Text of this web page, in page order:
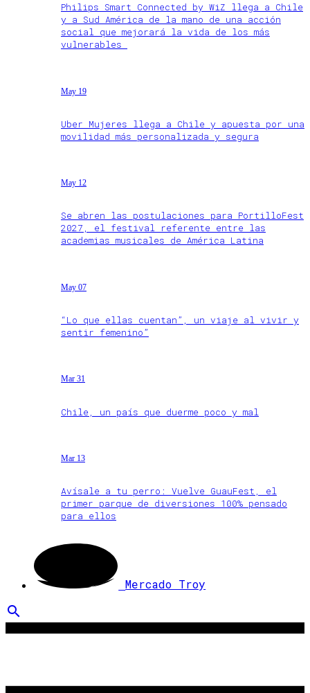
Philips Smart Connected by WiZ llega a Chile
y a Sud América de la mano de una acción
social que mejorará la vida de los más
vulnerables
May 19
Uber Mujeres llega a Chile y apuesta por una
movilidad más personalizada y segura
May 12
Se abren las postulaciones para PortilloFest
2027, el festival referente entre las
academias musicales de América Latina
May 07
“Lo que ellas cuentan”, un viaje al vivir y
sentir femenino”
Mar 31
Chile, un país que duerme poco y mal
Mar 13
Avísale a tu perro: Vuelve GuauFest, el
primer parque de diversiones 100% pensado
para ellos
Mercado Troy
search